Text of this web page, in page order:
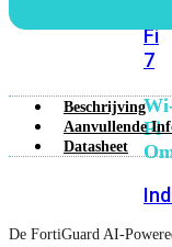
Fi
7
Fi
Beschrijving
Aanvullende
Datasheet
De FortiGuard AI-